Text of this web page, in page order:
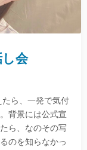
会
ら、一発で気付
背景には公式宣
ら、なのその写
のを知らなかっ